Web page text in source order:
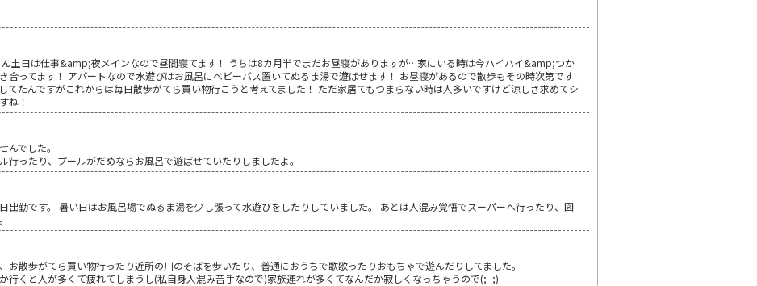
土日は仕事&amp;夜メインなので昼間寝てます！ うちは8カ月半でまだお昼寝がありますが…家にいる時は今ハイハイ&amp;つか
合ってます！ アパートなので水遊びはお風呂にベビーバス置いてぬるま湯で遊ばせます！ お昼寝があるので散歩もその時次第です
たんですがこれからは毎日散歩がてら買い物行こうと考えてました！ ただ家居てもつまらない時は人多いですけど涼しさ求めてシ
ね！
んでした。
行ったり、プールがだめならお風呂で遊ばせていたりしましたよ。
出勤です。 暑い日はお風呂場でぬるま湯を少し張って水遊びをしたりしていました。 あとは人混み覚悟でスーパーへ行ったり、図
お散歩がてら買い物行ったり近所の川のそばを歩いたり、普通におうちで歌歌ったりおもちゃで遊んだりしてました。
行くと人が多くて疲れてしまうし(私自身人混み苦手なので)家族連れが多くてなんだか寂しくなっちゃうので(;_;)